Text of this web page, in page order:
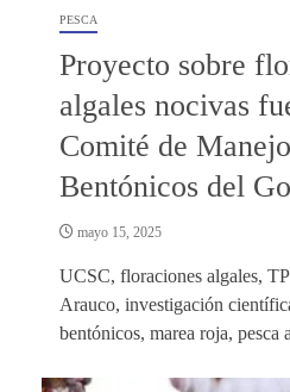
PESCA
Proyecto sobre
algales nocivas
Comité de
Bentónicos del
mayo 15, 2025
UCSC, floraciones algales,
Arauco, investigación
bentónicos, marea roja, pesca